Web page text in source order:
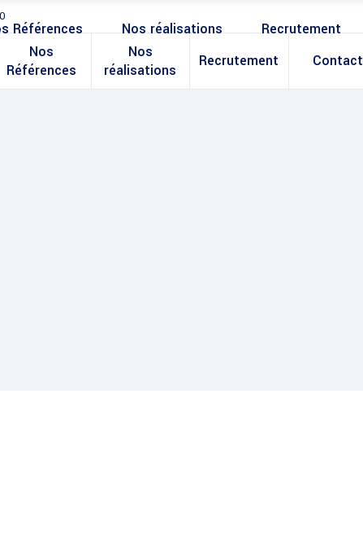
Nos
Références
Nos
réalisations
Recrutement Contact
Références Nos réalisations Recrutement